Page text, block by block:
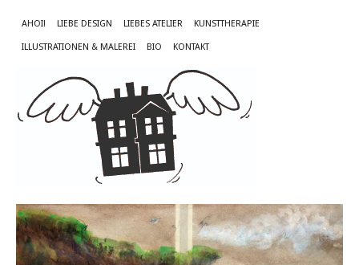
AHOI! LIEBE DESIGN LIEBES ATELIER KUNSTTHERAPIE
ILLUSTRATIONEN & MALEREI BIO KONTAKT